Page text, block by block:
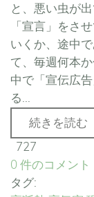
と、悪い虫が
「宣言」をさ
いくか、途中
て、毎週何本
中で「宣伝広
る...
続きを読む
727
0 件のコメント
タグ: